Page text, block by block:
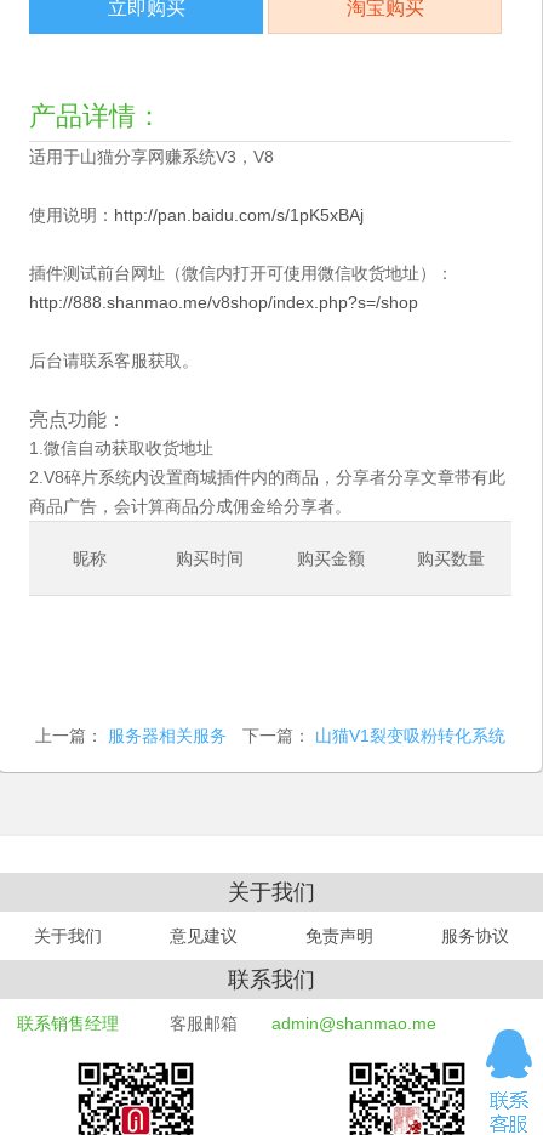
立即购买 淘宝购买
产品详情：
适用于山猫分享网赚系统V3，V8
使用说明： http://pan.baidu.com/s/1pK5xBAj
插件测试前台网址（微信内打开可使用微信收货地址）：
http://888.shanmao.me/v8shop/index.php?s=/shop
后台请联系客服获取。
亮点功能：
1.微信自动获取收货地址
2.V8碎片系统内设置商城插件内的商品，分享者分享文章带有此
商品广告，会计算商品分成佣金给分享者。
昵称 购买时间 购买金额 购买数量
上一篇： 服务器相关服务 下一篇： 山猫V1裂变吸粉转化系统
关于我们
关于我们 意见建议 免责声明 服务协议
联系我们
联系销售经理 客服邮箱 admin@shanmao.me